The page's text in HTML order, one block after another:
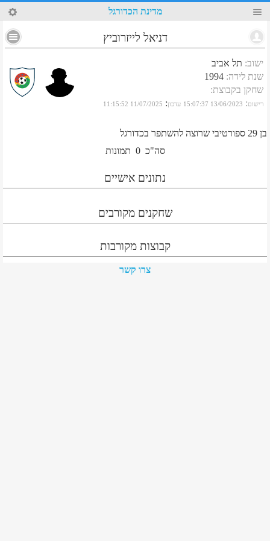
35 מדינת הכדורגל
דניאל לייזרוביץ
ישוב: תל אביב
שנת לידה:
1994
שחקן בקבוצת:
רישום:
13/06/2023 15:07:37 עדכון:
11/07/2025 11:15:52
בן 29 ספורטיבי שרוצה להשתפר בכדורגל
סה"כ 0 תמונות
נתונים אישיים
שחקנים מקורבים
קבוצות מקורבות
צרו קשר